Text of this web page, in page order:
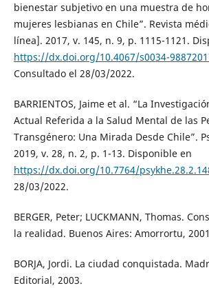
bienestar subjetivo en una muestra de
mujeres lesbianas en Chile”. Revista
línea]. 2017, v. 145, n. 9, p. 1115-1121.
https://dx.doi.org/10.4067/s0034-
Consultado el 28/03/2022.
BARRIENTOS, Jaime et al. “La
Actual Referida a la Salud Mental de las
Transgénero: Una Mirada Desde Chile”.
2019, v. 28, n. 2, p. 1-13. Disponible en
https://dx.doi.org/10.7764/
28/03/2022.
BERGER, Peter; LUCKMANN, Thomas.
la realidad. Buenos Aires: Amorrortu,
BORJA, Jordi. La ciudad conquistada.
Editorial, 2003.